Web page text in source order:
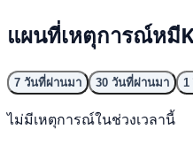
แผนที่เหตุการณ์หมี
7 วันที่ผ่านมา 30 วันที่ผ่านมา 1
ไม่มีเหตุการณ์ในช่วงเวลานี้